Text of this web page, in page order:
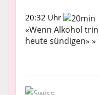
20:32 Uhr
«Wenn Alkohol
heute sündigen» »